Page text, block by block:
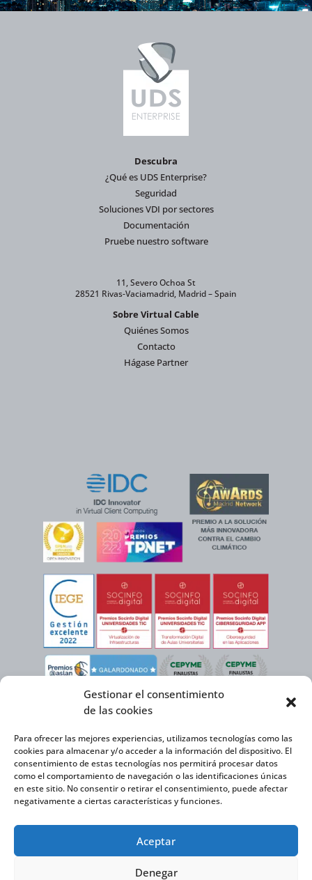
Gestionar el consentimiento
de las cookies
Para ofrecer las mejores experiencias, utilizamos tecnologías como las
cookies para almacenar y/o acceder a la información del dispositivo. El
consentimiento de estas tecnologías nos permitirá procesar datos
como el comportamiento de navegación o las identificaciones únicas
en este sitio. No consentir o retirar el consentimiento, puede afectar
negativamente a ciertas características y funciones.
Aceptar
Denegar
Descubra
¿Qué es UDS Enterprise?
Seguridad
Soluciones VDI por sectores
Documentación
Pruebe nuestro software
11, Severo Ochoa St
28521 Rivas-Vaciamadrid, Madrid – Spain
Sobre Virtual Cable
Quiénes Somos
Contacto
Hágase Partner
Instituto Español de Comercio Exterior y la cofinanciación del FEDER para
desarrollar su Plan de Expansión Internacional 2020-2025.